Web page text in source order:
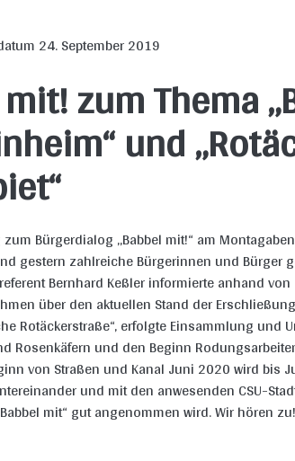
24. September 2019
zum Thema
und
Bürgerdialog „Babbel mit!“ am
gestern zahlreiche Bürgerinnen und Bürger
Bernhard Keßler informierte anhand von
über den aktuellen Stand der
Rotäckerstraße“, erfolgte Einsammlung und
Rosenkäfern und den Beginn
von Straßen und Kanal Juni 2020 wird bis
und mit den anwesenden CSU-
mit“ gut angenommen wird. Wir hören